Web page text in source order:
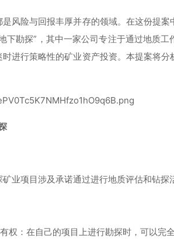
风险与回报丰厚并存的领域。在这份提
下勘探”，其中一家公司专注于通过地质
进行策略性的矿业资产投资。本提案将
业项目涉及承诺通过进行地质评估和钻
权：在自己的项目上进行勘探时，可以完